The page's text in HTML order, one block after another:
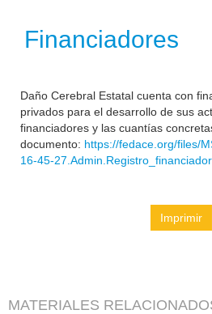
Financiadores
Daño Cerebral Estatal cuenta con
privados para el desarrollo de sus
financiadores y las cuantías
documento: https://fedace.org/files/
16-45-
Imprimir
MATERIALES